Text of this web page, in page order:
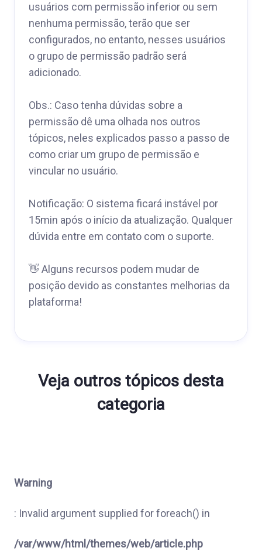
usuários com permissão inferior ou sem
nenhuma permissão, terão que ser
configurados, no entanto, nesses usuários
o grupo de permissão padrão será
adicionado.
Obs.: Caso tenha dúvidas sobre a
permissão dê uma olhada nos outros
tópicos, neles explicados passo a passo de
como criar um grupo de permissão e
vincular no usuário.
Notificação: O sistema ficará instável por
15min após o início da atualização. Qualquer
dúvida entre em contato com o suporte.
👋 Alguns recursos podem mudar de
posição devido as constantes melhorias da
plataforma!
Veja outros tópicos desta
categoria
Warning
: Invalid argument supplied for foreach() in
/var/www/html/themes/web/article.php